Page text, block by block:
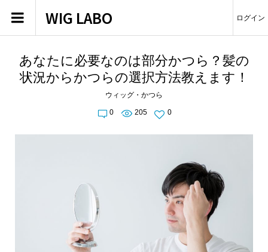
WIG LABO ログイン
あなたに必要なのは部分かつら？髪の
状況からかつらの選択方法教えます！
ウィッグ・かつら
0 205 0